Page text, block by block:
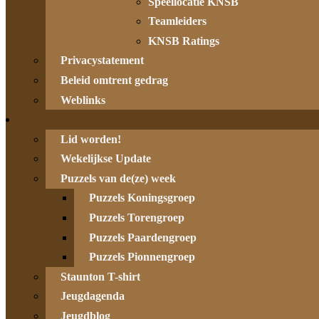
Teamleiders
KNSB Ratings
Privacystatement
Beleid omtrent gedrag
Weblinks
Lid worden!
Wekelijkse Update
Puzzels van de(ze) week
Puzzels Koningsgroep
Puzzels Torengroep
Puzzels Paardengroep
Puzzels Pionnengroep
Staunton T-shirt
Jeugdagenda
Jeugdblog